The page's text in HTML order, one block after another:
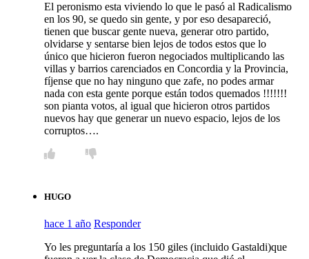
El peronismo esta viviendo lo que le pasó al Radicalismo
en los 90, se quedo sin gente, y por eso desapareció,
tienen que buscar gente nueva, generar otro partido,
olvidarse y sentarse bien lejos de todos estos que lo
único que hicieron fueron negociados multiplicando las
villas y barrios carenciados en Concordia y la Provincia,
fíjense que no hay ninguno que zafe, no podes armar
nada con esta gente porque están todos quemados !!!!!!!
son pianta votos, al igual que hicieron otros partidos
nuevos hay que generar un nuevo espacio, lejos de los
corruptos….
HUGO
hace 1 año Responder
Yo les preguntaría a los 150 giles (incluido Gastaldi)que